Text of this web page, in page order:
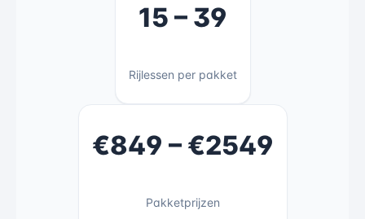
15 – 39
Rijlessen per pakket
€849 – €2549
Pakketprijzen